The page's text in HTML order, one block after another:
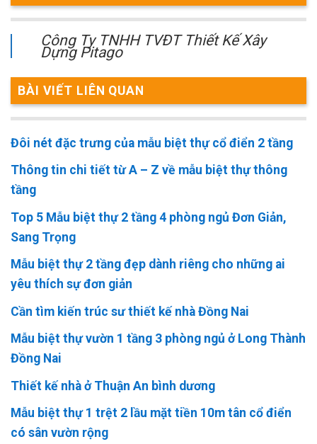
Công Ty TNHH TVĐT Thiết Kế Xây
Dựng Pitago
BÀI VIẾT LIÊN QUAN
Đôi nét đặc trưng của mẫu biệt thự cổ điển 2 tầng
Thông tin chi tiết từ A – Z về mẫu biệt thự thông
tầng
Top 5 Mẫu biệt thự 2 tầng 4 phòng ngủ Đơn Giản,
Sang Trọng
Mẫu biệt thự 2 tầng đẹp dành riêng cho những ai
yêu thích sự đơn giản
Cần tìm kiến trúc sư thiết kế nhà Đồng Nai
Mẫu biệt thự vườn 1 tầng 3 phòng ngủ ở Long Thành
Đồng Nai
Thiết kế nhà ở Thuận An bình dương
Mẫu biệt thự 1 trệt 2 lầu mặt tiền 10m tân cổ điển
có sân vườn rộng